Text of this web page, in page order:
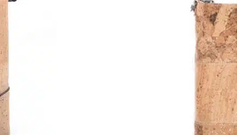
Fach für Mobiltelefon